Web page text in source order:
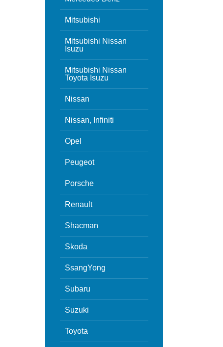
Mitsubishi
Mitsubishi Nissan
Isuzu
Mitsubishi Nissan
Toyota Isuzu
Nissan
Nissan, Infiniti
Opel
Peugeot
Porsche
Renault
Shacman
Skoda
SsangYong
Subaru
Suzuki
Toyota